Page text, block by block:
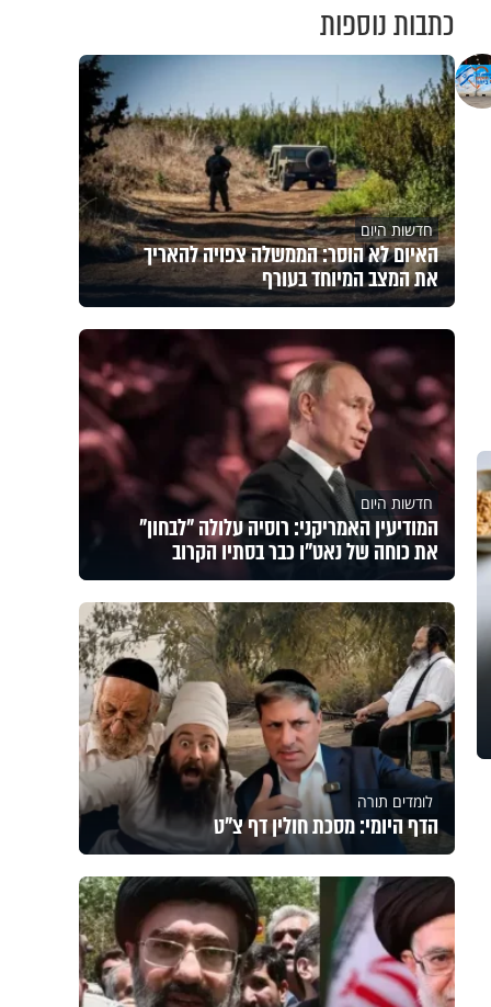
כתבות נוספות
חדשות היום
האיום לא הוסר: הממשלה צפויה להאריך
את המצב המיוחד בעורף
חדשות היום
המודיעין האמריקני: רוסיה עלולה "לבחון"
את כוחה של נאט"ו כבר בסתיו הקרוב
לומדים תורה
הדף היומי: מסכת חולין דף צ"ט